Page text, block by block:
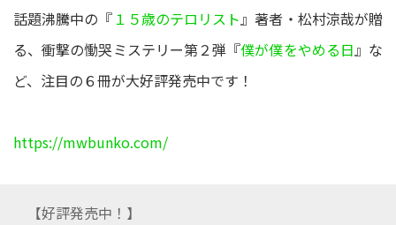
話題沸騰中の『 １５歳のテロリスト』著者・松村涼哉が贈
る、衝撃の慟哭ミステリー第２弾『僕が僕をやめる日』な
ど、注目の６冊が大好評発売中です！
https://mwbunko.com/
【好評発売中！】